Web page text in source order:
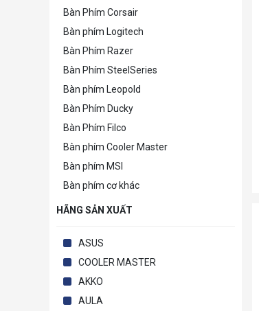
Bàn Phím Corsair
Bàn phím Logitech
Bàn Phím Razer
Bàn Phím SteelSeries
Bàn phím Leopold
Bàn Phím Ducky
Bàn Phím Filco
Bàn phím Cooler Master
Bàn phím MSI
Bàn phím cơ khác
HÃNG SẢN XUẤT
ASUS
COOLER MASTER
AKKO
AULA